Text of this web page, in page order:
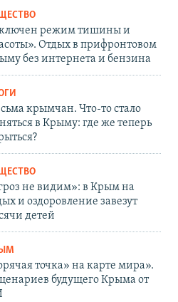
режим тишины и
Отдых в прифронтовом
без интернета и бензина
крымчан. Что-то стало
в Крыму: где же теперь
не видим»: в Крым на
и оздоровление завезут
детей
точка» на карте мира».
будущего Крыма от